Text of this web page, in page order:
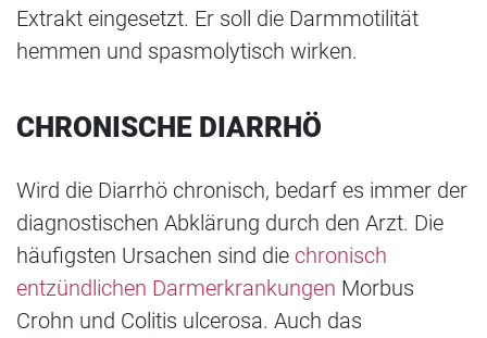
Extrakt eingesetzt. Er soll die Darmmotilität
hemmen und spasmolytisch wirken.
CHRONISCHE DIARRHÖ
Wird die Diarrhö chronisch, bedarf es immer der
diagnostischen Abklärung durch den Arzt. Die
häufigsten Ursachen sind die chronisch
entzündlichen Darmerkrankungen Morbus
Crohn und Colitis ulcerosa. Auch das